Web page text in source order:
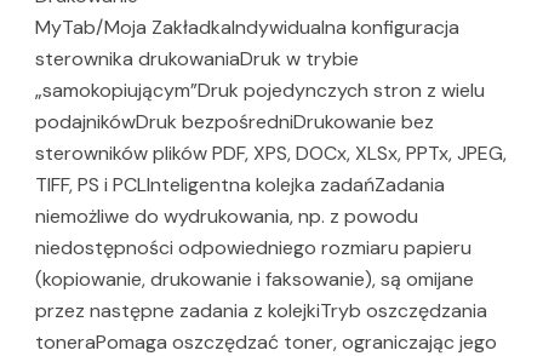
MyTab/Moja ZakładkaIndywidualna konfiguracja
sterownika drukowaniaDruk w trybie
„samokopiującym”Druk pojedynczych stron z wielu
podajnikówDruk bezpośredniDrukowanie bez
sterowników plików PDF, XPS, DOCx, XLSx, PPTx, JPEG,
TIFF, PS i PCLInteligentna kolejka zadańZadania
niemożliwe do wydrukowania, np. z powodu
niedostępności odpowiedniego rozmiaru papieru
(kopiowanie, drukowanie i faksowanie), są omijane
przez następne zadania z kolejkiTryb oszczędzania
toneraPomaga oszczędzać toner, ograniczając jego